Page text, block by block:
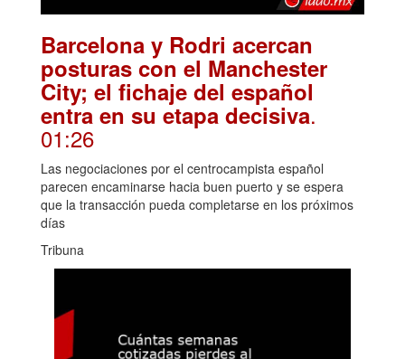
Barcelona y Rodri acercan
posturas con el Manchester
City; el fichaje del español
entra en su etapa decisiva.
01:26
Las negociaciones por el centrocampista español
parecen encaminarse hacia buen puerto y se espera
que la transacción pueda completarse en los próximos
días
Tribuna